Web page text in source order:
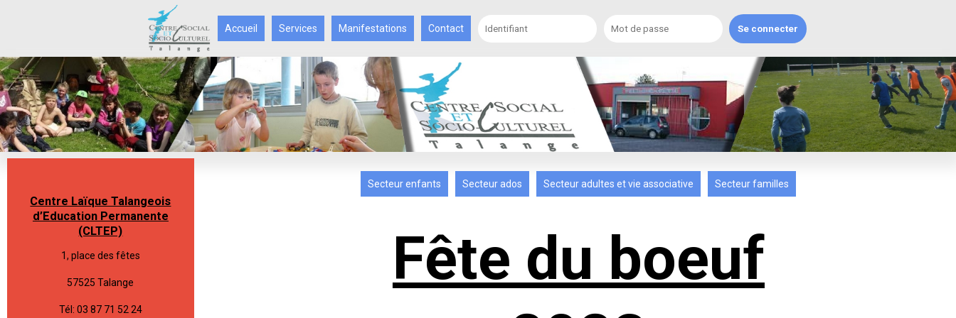
Accueil Services Manifestations Contact
Centre Laïque Talangeois
d’Education Permanente
(CLTEP)
1, place des fêtes
57525 Talange
Tél: 03 87 71 52 24
Secteur enfants Secteur ados Secteur adultes et vie associative Secteur familles
Fête du boeuf